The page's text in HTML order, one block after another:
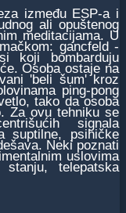
između ESP-a i
ali opuštenog
meditacijama. U
gancfeld -
koji bombarduju
Osoba ostaje na
'beli šum' kroz
ping-pong
tako da osoba
Za ovu tehniku se
signala
suptilne, psihičke
Neki poznati
uslovima
telepatska